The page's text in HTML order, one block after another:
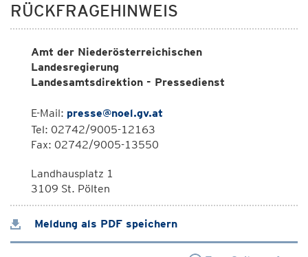
RÜCKFRAGEHINWEIS
Amt der Niederösterreichischen
Landesregierung
Landesamtsdirektion - Pressedienst
E-Mail: presse@noel.gv.at
Tel: 02742/9005-12163
Fax: 02742/9005-13550
Landhausplatz 1
3109 St. Pölten
Meldung als PDF speichern